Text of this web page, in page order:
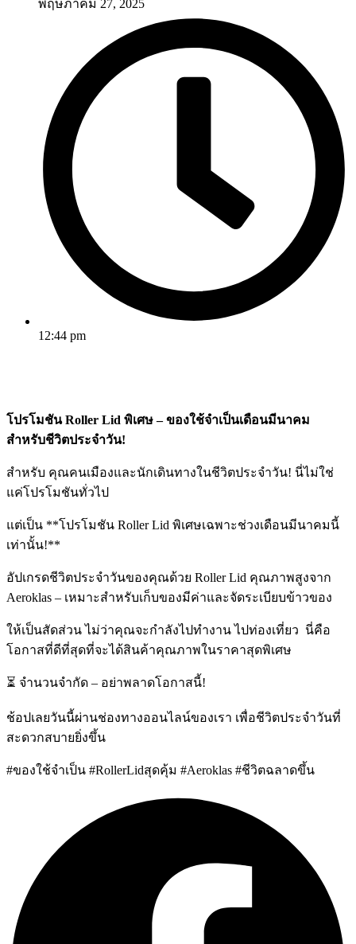
พฤษภาคม 27, 2025
12:44 pm
โปรโมชัน Roller Lid พิเศษ – ของใช้จำเป็นเดือนมีนาคม
สำหรับชีวิตประจำวัน!
สำหรับ คุณคนเมืองและนักเดินทางในชีวิตประจำวัน! นี่ไม่ใช่
แค่โปรโมชันทั่วไป
แต่เป็น **โปรโมชัน Roller Lid พิเศษเฉพาะช่วงเดือนมีนาคมนี้
เท่านั้น!**
อัปเกรดชีวิตประจำวันของคุณด้วย Roller Lid คุณภาพสูงจาก
Aeroklas – เหมาะสำหรับเก็บของมีค่าและจัดระเบียบข้าวของ
ให้เป็นสัดส่วน ไม่ว่าคุณจะกำลังไปทำงาน ไปท่องเที่ยว นี่คือ
โอกาสที่ดีที่สุดที่จะได้สินค้าคุณภาพในราคาสุดพิเศษ
⏳ จำนวนจำกัด – อย่าพลาดโอกาสนี้!
ช้อปเลยวันนี้ผ่านช่องทางออนไลน์ของเรา เพื่อชีวิตประจำวันที่
สะดวกสบายยิ่งขึ้น
#ของใช้จำเป็น #RollerLidสุดคุ้ม #Aeroklas #ชีวิตฉลาดขึ้น